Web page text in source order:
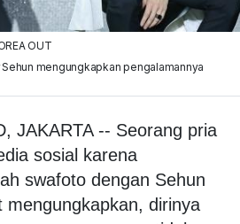
OUT
mengungkapkan pengalamannya
JAKARTA -- Seorang pria
sosial karena
swafoto dengan Sehun
mengungkapkan, dirinya